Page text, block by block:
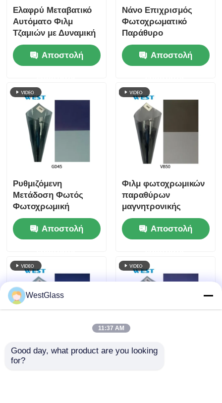
Ελαφρύ Μεταβατικό
Αυτόματο Φιλμ
Τζαμιών με Δυναμική
Ρύθμιση Φωτός
Φωτοχρωμικό Φιλμ
Αποστολή
Νάνο Επιχρισμός
Φωτοχρωματικό
Παράθυρο
Αυτοκινήτου Χρώμα
Υψηλό κενό
Σφουγγαρισμένο
Αποστολή
Ρυθμιζόμενη
Μετάδοση Φωτός
Φωτοχρωμική
Μεμβράνη για
Μείωση της
Θάμβωσης και
Άνεση
Αποστολή
Φιλμ φωτοχρωμικών
παραθύρων
μαγνητρονικής
διασποράς για
αυτοκίνητα και κτίρια,
μεταβλητής
φωτός (VLT) με
αυτόματη ρύθμιση
Αποστολή
Εμπορικά κτίρια
Φιλμ φωτοχρωμικό
WestGlass
11:37 AM
Good day, what product are you looking
for?